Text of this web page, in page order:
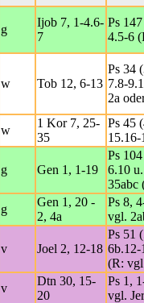
g
Ijob 7, 1-4.6-
7
Ps
4.5-6
w Tob 12, 6-13
Ps 34
7.8-
2a
w
1 Kor 7, 25-
35
Ps 45
15.16-
g Gen 1, 1-19
Ps
6.10
35abc
g
Gen 1, 20 -
2, 4a
Ps 8,
vgl.
v Joel 2, 12-18
Ps 51
6b.12-
(R:
v
Dtn 30, 15-
20
Ps 1,
vgl.